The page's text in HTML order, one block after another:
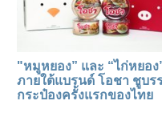
"หมูหยอง” และ “ไก่หยอง
ภายใต้แบรนด์ โอชา ชูบร
กระป๋องครั้งแรกของไทย